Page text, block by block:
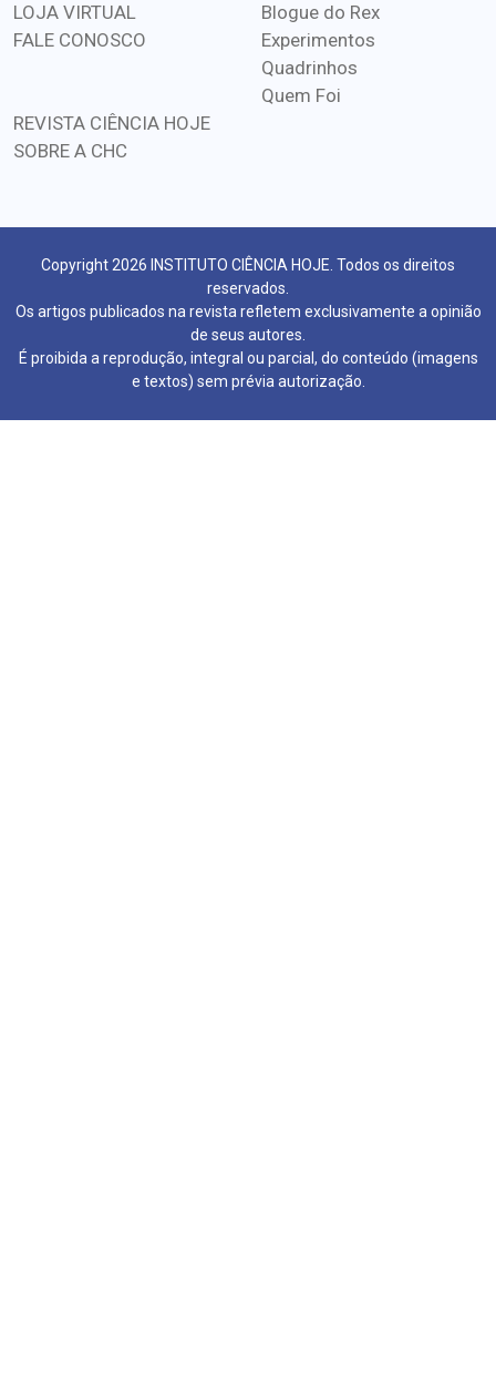
LOJA VIRTUAL
FALE CONOSCO
Blogue do Rex
Experimentos
Quadrinhos
Quem Foi
REVISTA CIÊNCIA HOJE
SOBRE A CHC
Copyright 2026 INSTITUTO CIÊNCIA HOJE. Todos os direitos
reservados.
Os artigos publicados na revista refletem exclusivamente a opinião
de seus autores.
É proibida a reprodução, integral ou parcial, do conteúdo (imagens
e textos) sem prévia autorização.